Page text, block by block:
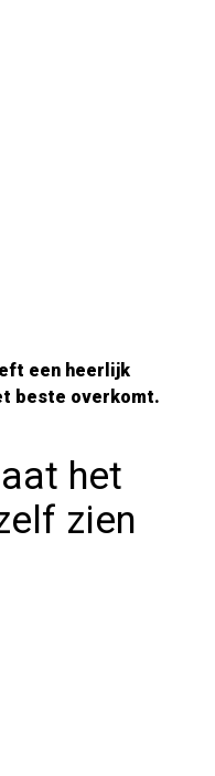
een heerlijk
beste overkomt.
het
zien